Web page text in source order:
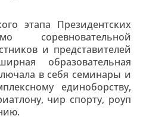
этапа Президентских
соревновательной
и представителей
образовательная
в себя семинары и
единоборству,
чир спорту, роуп